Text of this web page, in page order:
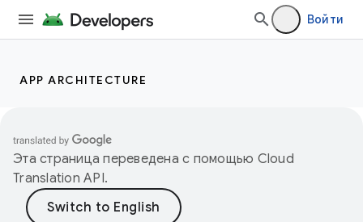
Войти
APP ARCHITECTURE
Эта страница переведена с помощью Cloud
Translation API.